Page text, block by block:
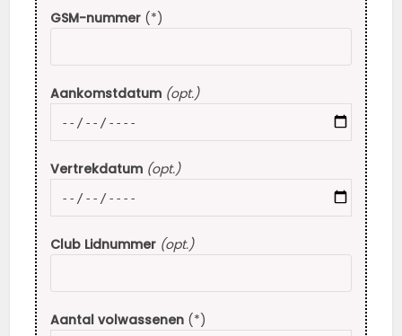
GSM-nummer(*)
Aankomstdatum (opt.)
Vertrekdatum (opt.)
Club Lidnummer (opt.)
Aantal volwassenen(*)